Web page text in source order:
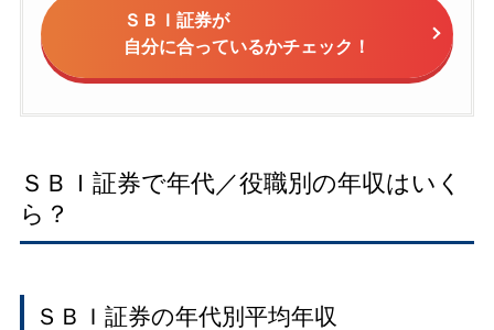
ＳＢＩ証券が
自分に合っているかチェック！
ＳＢＩ証券で年代／役職別の年収はいく
ら？
ＳＢＩ証券の年代別平均年収